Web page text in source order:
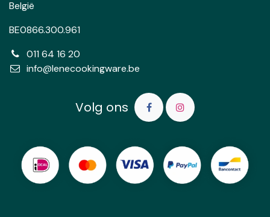
België
BE0866.300.961
011 64 16 20
info@lenecookingware.be
Volg ons